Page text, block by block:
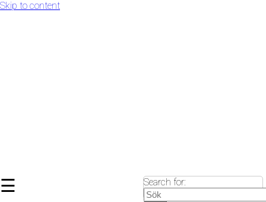
Skip to content
☰ Search for: